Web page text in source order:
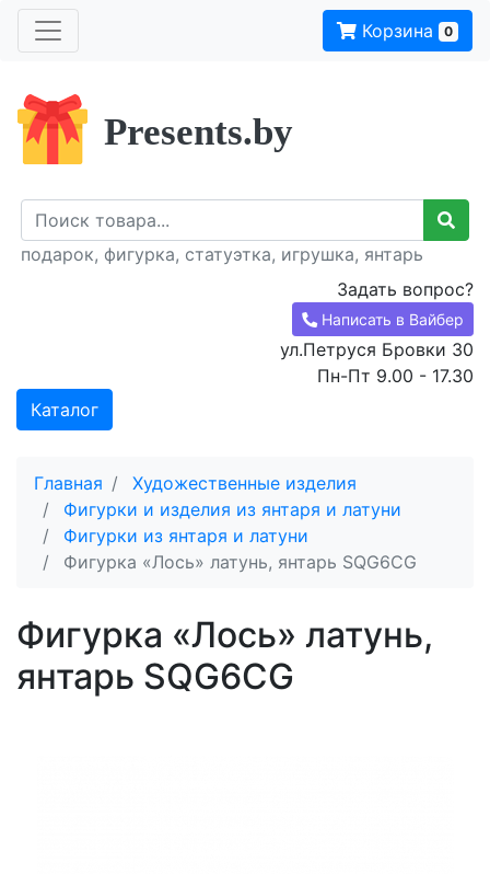
Корзина 0
Presents.by
подарок, фигурка, статуэтка, игрушка, янтарь
Задать вопрос?
Написать в Вайбер
ул.Петруся Бровки 30
Пн-Пт 9.00 - 17.30
Каталог
Главная
Художественные изделия
Фигурки и изделия из янтаря и латуни
Фигурки из янтаря и латуни
Фигурка «Лось» латунь, янтарь SQG6CG
Фигурка «Лось» латунь,
янтарь SQG6CG